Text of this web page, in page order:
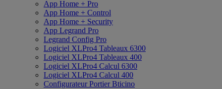
App Home + Pro
App Home + Control
App Home + Security
App Legrand Pro
Legrand Config Pro
Logiciel XLPro4 Tableaux 6300
Logiciel XLPro4 Tableaux 400
Logiciel XLPro4 Calcul 6300
Logiciel XLPro4 Calcul 400
Configurateur Portier Bticino